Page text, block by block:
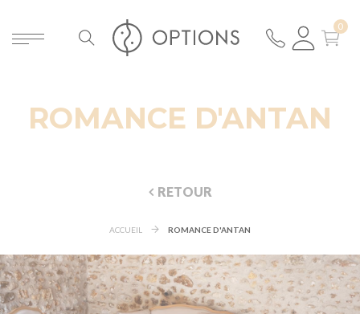
ROMANCE D'ANTAN
RETOUR
ACCUEIL ROMANCE D'ANTAN